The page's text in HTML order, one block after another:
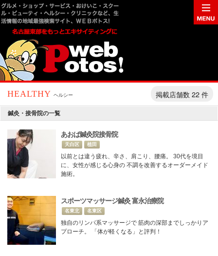
HEALTHY ヘルシー 掲載店舗数 22 件
鍼灸・接骨院の一覧
あおば鍼灸院接骨院
天白区 植田
以前とは違う疲れ、辛さ、肩こり、腰痛。 30代を境目
に、女性が感じる心身の 不調を改善するオーダーメイド
施術。
スポーツマッサージ鍼灸 富永治療院
名東北 名東区
独自のリンパ系マッサージで 筋肉の深部までしっかりア
プローチ。 「体が軽くなる」と評判！